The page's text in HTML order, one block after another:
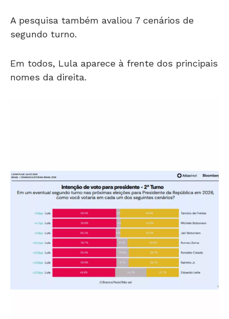
A pesquisa também avaliou 7 cenários de
segundo turno.
Em todos, Lula aparece à frente dos principais
nomes da direita.